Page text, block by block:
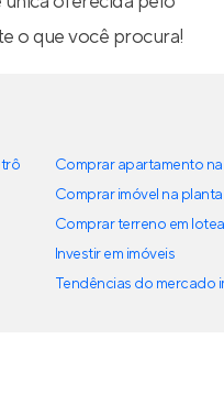
o que você procura!
Comprar apartamento
Comprar imóvel na planta
Comprar terreno em
Investir em imóveis
Tendências do mercado